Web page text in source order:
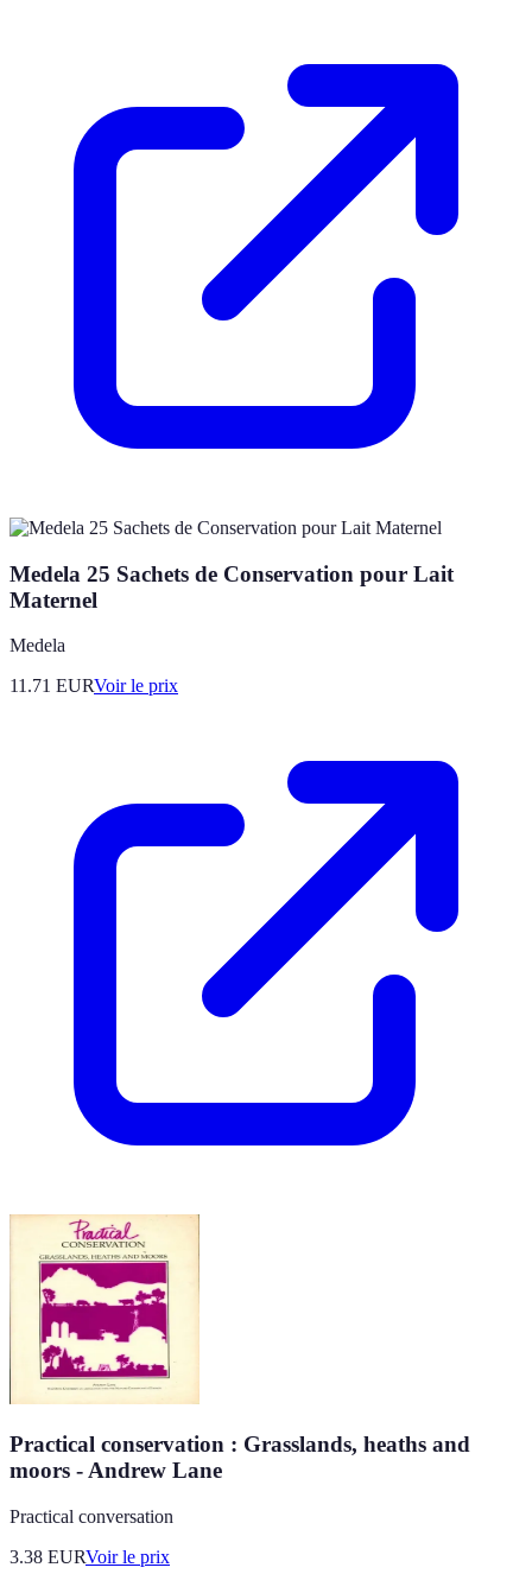
Medela 25 Sachets de Conservation pour Lait
Maternel
Medela
11.71 EURVoir le prix
Practical conservation : Grasslands, heaths and
moors - Andrew Lane
Practical conversation
3.38 EURVoir le prix